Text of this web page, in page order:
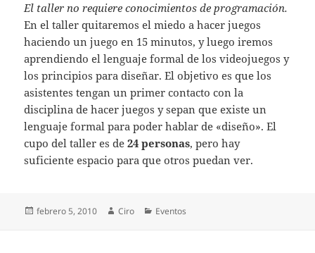
El taller no requiere conocimientos de programación.
En el taller quitaremos el miedo a hacer juegos
haciendo un juego en 15 minutos, y luego iremos
aprendiendo el lenguaje formal de los videojuegos y
los principios para diseñar. El objetivo es que los
asistentes tengan un primer contacto con la
disciplina de hacer juegos y sepan que existe un
lenguaje formal para poder hablar de «diseño». El
cupo del taller es de24 personas, pero hay
suficiente espacio para que otros puedan ver.
Publicado
febrero 5, 2010 Autor
Ciro Categorías
Eventos